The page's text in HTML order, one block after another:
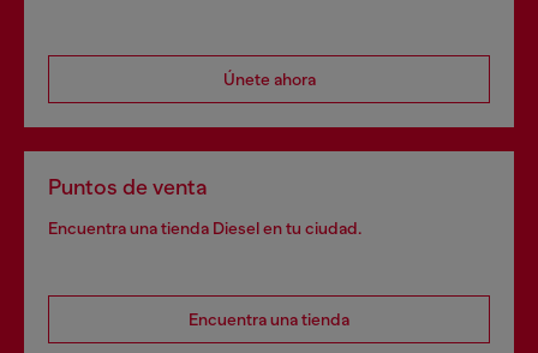
Únete ahora
Puntos de venta
Encuentra una tienda Diesel en tu ciudad.
Encuentra una tienda